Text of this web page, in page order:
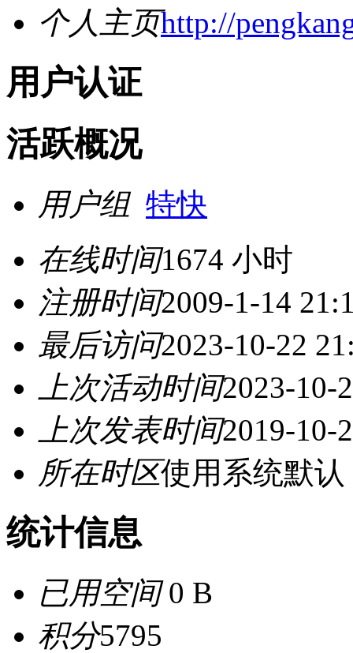
个人主页http://
用户认证
活跃概况
用户组 特快
在线时间1674 小时
注册时间2009-1-14
最后访问2023-10-22
上次活动时间2023-10-
上次发表时间2019-10-
所在时区使用系统默认
统计信息
已用空间0 B
积分5795